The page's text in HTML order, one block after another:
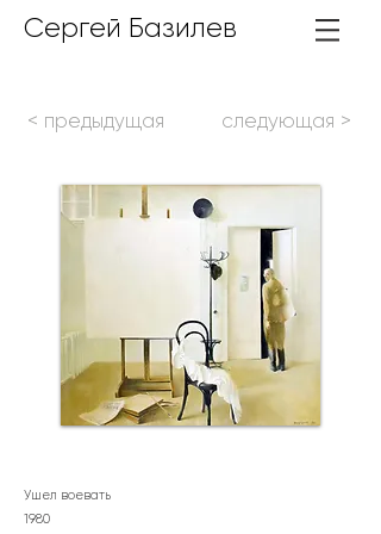
Сергей Базилев
< предыдущая следующая >
Ушел воевать
1980